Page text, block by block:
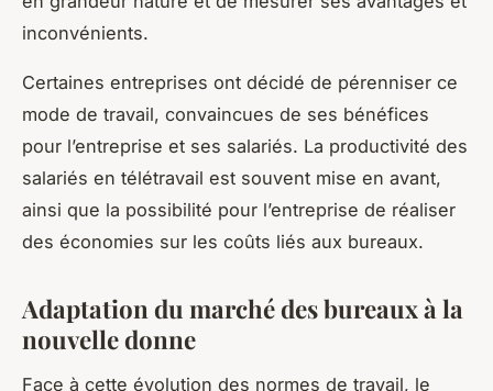
inconvénients.
Certaines entreprises ont décidé de pérenniser ce
mode de travail, convaincues de ses bénéfices
pour l’entreprise et ses salariés. La productivité des
salariés en télétravail est souvent mise en avant,
ainsi que la possibilité pour l’entreprise de réaliser
des économies sur les coûts liés aux bureaux.
Adaptation du marché des bureaux à la
nouvelle donne
Face à cette évolution des normes de travail, le